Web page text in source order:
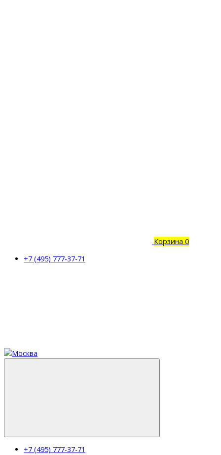
Корзина 0
+7 (495) 777-37-71
+7 (495) 777-37-71